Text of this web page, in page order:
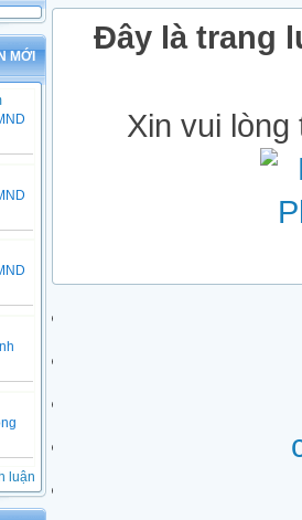
MỚI
luận
Đây là trang
Xin vui